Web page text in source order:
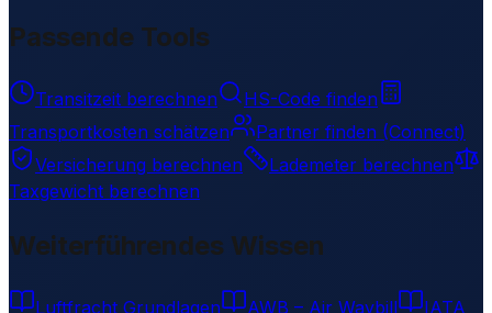
Passende Tools
Transitzeit berechnen
HS-Code finden
Transportkosten schätzen
Partner finden (Connect)
Versicherung berechnen
Lademeter berechnen
Taxgewicht berechnen
Weiterführendes Wissen
Luftfracht Grundlagen AWB – Air Waybill IATA